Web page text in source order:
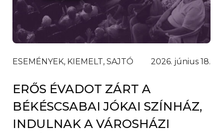
ESEMÉNYEK, KIEMELT, SAJTÓ 2026. június 18.
ERŐS ÉVADOT ZÁRT A
BÉKÉSCSABAI JÓKAI SZÍNHÁZ,
INDULNAK A VÁROSHÁZI